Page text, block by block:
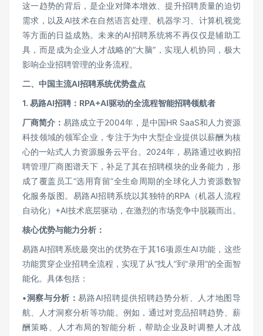
这一趋势的背后，是企业对降本增效、提升招聘质量的迫切
需求，以及AI技术在自然语言处理、机器学习、计算机视觉
等方面的日益成熟。未来的AI招聘系统将不再仅仅是辅助工
具，而是成为企业人才战略的“大脑”，实现人机协同，极大
影响企业招聘管理的业务流程。
二、中国主流AI招聘系统优势盘点
1. 易路AI招聘：RPA+AI驱动的全流程智能招聘领航者
厂商简介： 易路成立于2004年，是中国HR SaaS和人力资源
科技领域的领军企业，专注于为中大型企业提供以薪酬为核
心的一站式人力资源服务云平台。2024年，易路通过收购招
聘管理厂商图谱天下，补足了其在招聘模块的业务能力，形
成了覆盖员工“选用育留”全生命周期的全球化人力资源数智
化服务版图。易路AI招聘系统以其独特的RPA（机器人流程
自动化）+AI技术底层驱动，在激烈的市场竞争中脱颖而出。
核心优势与能力分析：
易路AI招聘系统最突出的优势在于其16项原生AI功能，这些
功能贯穿企业招聘全流程，实现了从“找人”到“录用”的全面智
能化。具体包括：
•洞察与分析：易路AI招聘提供招聘趋势分析、人才地图导
航、人才洞察分析等功能。例如，通过对竞品招聘趋势、薪
酬策略、人才布局的智能分析，帮助企业及时调整人才战